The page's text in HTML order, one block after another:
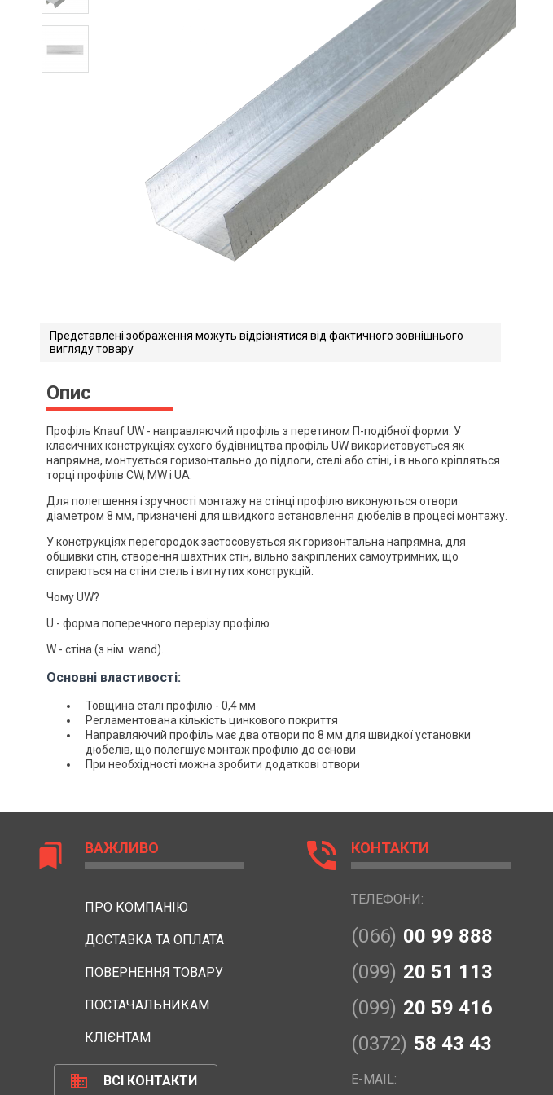
Представлені зображення можуть відрізнятися від фактичного зовнішнього
вигляду товару
Опис
Профіль Knauf UW - направляючий профіль з перетином П-подібної форми. У
класичних конструкціях сухого будівництва профіль UW використовується як
напрямна, монтується горизонтально до підлоги, стелі або стіні, і в нього кріпляться
торці профілів CW, MW і UA.
Для полегшення і зручності монтажу на стінці профілю виконуються отвори
діаметром 8 мм, призначені для швидкого встановлення дюбелів в процесі монтажу.
У конструкціях перегородок застосовується як горизонтальна напрямна, для
обшивки стін, створення шахтних стін, вільно закріплених самоутримних, що
спираються на стіни стель і вигнутих конструкцій.
Чому UW?
U - форма поперечного перерізу профілю
W - стіна (з нім. wand).
Основні властивості:
Товщина сталі профілю - 0,4 мм
Регламентована кількість цинкового покриття
Направляючий профіль має два отвори по 8 мм для швидкої установки
дюбелів, що полегшує монтаж профілю до основи
При необхідності можна зробити додаткові отвори
bookmarks ВАЖЛИВО
ПРО КОМПАНІЮ
ДОСТАВКА ТА ОПЛАТА
ПОВЕРНЕННЯ ТОВАРУ
ПОСТАЧАЛЬНИКАМ
КЛІЄНТАМ
business ВСІ КОНТАКТИ
phone_in_talk КОНТАКТИ
ТЕЛЕФОНИ:
(066) 00 99 888
(099) 20 51 113
(099) 20 59 416
(0372) 58 43 43
E-MAIL: